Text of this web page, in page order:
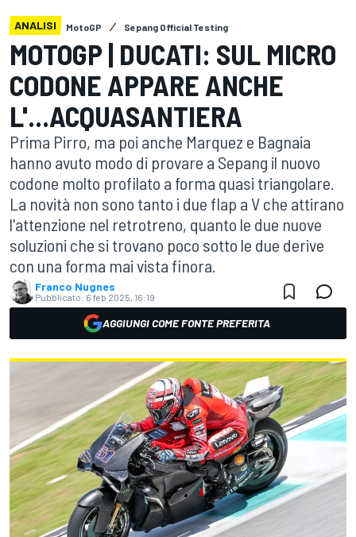
ANALISI MotoGP Sepang Official Testing
MOTOGP | DUCATI: SUL MICRO
CODONE APPARE ANCHE
L'...ACQUASANTIERA
Prima Pirro, ma poi anche Marquez e Bagnaia
hanno avuto modo di provare a Sepang il nuovo
codone molto profilato a forma quasi triangolare.
La novità non sono tanto i due flap a V che attirano
l'attenzione nel retrotreno, quanto le due nuove
soluzioni che si trovano poco sotto le due derive
con una forma mai vista finora.
Franco Nugnes
Pubblicato: 6 feb 2025, 16:19
AGGIUNGI COME FONTE PREFERITA